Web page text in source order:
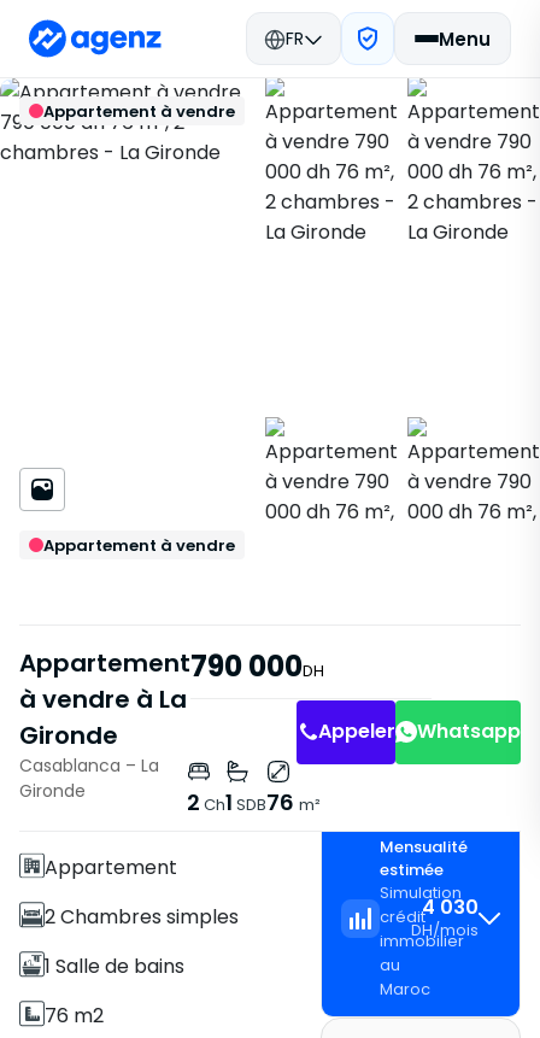
FR Menu
Retour
Immobilier Maroc
Acheter
Casablanca Appartement
La Gironde
Enregistrer
Appartement à vendre
Appartement à vendre
Appartement
à vendre à La
Gironde
790 000DH
Casablanca – La
Gironde
2 Ch1 SDB76 m²
Appeler Whatsapp
Caractéristiques
Avec Ascenseur
Appartement
2 Chambres simples
1 Salle de bains
76 m2
Mensualité
estimée
Simulation
crédit
immobilier
au
Maroc
4 030
DH/mois